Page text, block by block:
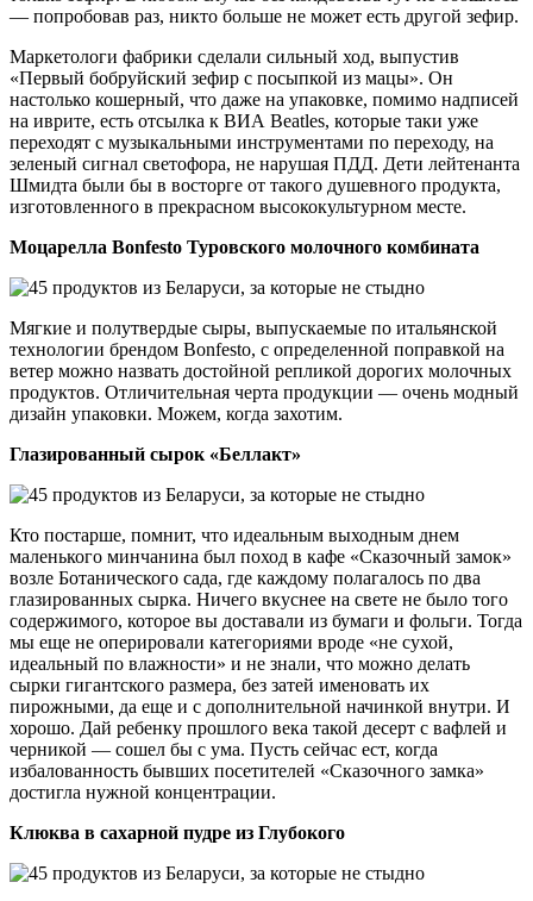
— попробовав раз, никто больше не может есть другой зефир.
Маркетологи фабрики сделали сильный ход, выпустив
«Первый бобруйский зефир с посыпкой из мацы». Он
настолько кошерный, что даже на упаковке, помимо надписей
на иврите, есть отсылка к ВИА Beatles, которые таки уже
переходят с музыкальными инструментами по переходу, на
зеленый сигнал светофора, не нарушая ПДД. Дети лейтенанта
Шмидта были бы в восторге от такого душевного продукта,
изготовленного в прекрасном высококультурном месте.
Моцарелла Bonfesto Туровского молочного комбината
Мягкие и полутвердые сыры, выпускаемые по итальянской
технологии брендом Bonfesto, с определенной поправкой на
ветер можно назвать достойной репликой дорогих молочных
продуктов. Отличительная черта продукции — очень модный
дизайн упаковки. Можем, когда захотим.
Глазированный сырок «Беллакт»
Кто постарше, помнит, что идеальным выходным днем
маленького минчанина был поход в кафе «Сказочный замок»
возле Ботанического сада, где каждому полагалось по два
глазированных сырка. Ничего вкуснее на свете не было того
содержимого, которое вы доставали из бумаги и фольги. Тогда
мы еще не оперировали категориями вроде «не сухой,
идеальный по влажности» и не знали, что можно делать
сырки гигантского размера, без затей именовать их
пирожными, да еще и с дополнительной начинкой внутри. И
хорошо. Дай ребенку прошлого века такой десерт с вафлей и
черникой — сошел бы с ума. Пусть сейчас ест, когда
избалованность бывших посетителей «Сказочного замка»
достигла нужной концентрации.
Клюква в сахарной пудре из Глубокого